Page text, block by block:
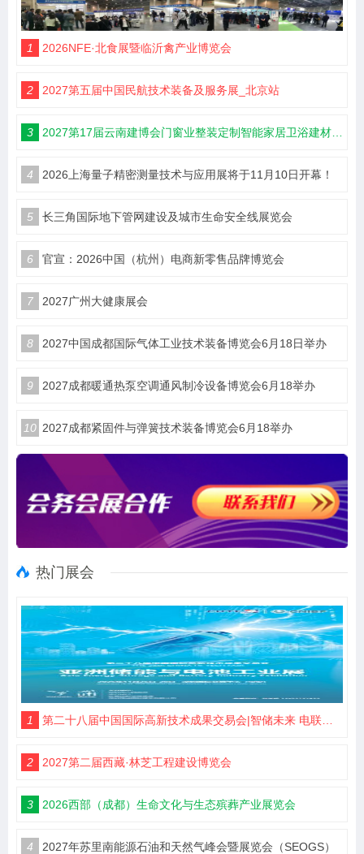
1 2026NFE·北食展暨临沂禽产业博览会
2 2027第五届中国民航技术装备及服务展_北京站
3 2027第17届云南建博会门窗业整装定制智能家居卫浴建材展会
4 2026上海量子精密测量技术与应用展将于11月10日开幕！
5 长三角国际地下管网建设及城市生命安全线展览会
6 官宣：2026中国（杭州）电商新零售品牌博览会
7 2027广州大健康展会
8 2027中国成都国际气体工业技术装备博览会6月18日举办
9 2027成都暖通热泵空调通风制冷设备博览会6月18举办
10 2027成都紧固件与弹簧技术装备博览会6月18举办
热门展会
1 第二十八届中国国际高新技术成果交易会|智储未来 电联高交
2 2027第二届西藏·林芝工程建设博览会
3 2026西部（成都）生命文化与生态殡葬产业展览会
4 2027年苏里南能源石油和天然气峰会暨展览会（SEOGS）